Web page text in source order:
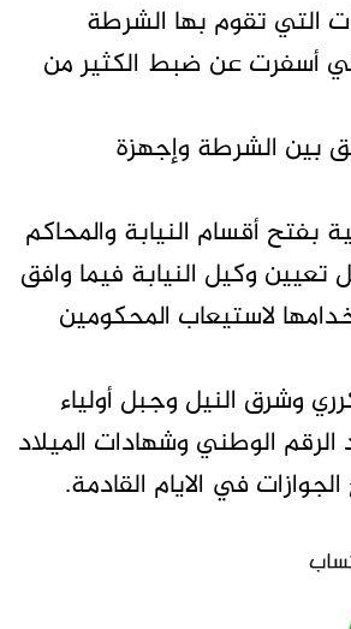
التي تقوم بها الشرطة
أسفرت عن ضبط الكثير من
بين الشرطة وإجهزة
بفتح أقسام النيابة والمحاكم
تعيين وكيل النيابة فيما وافق
لاستيعاب المحكومين
وشرق النيل وجبل أولياء
الوطني وشهادات الميلاد
في الايام القادمة.